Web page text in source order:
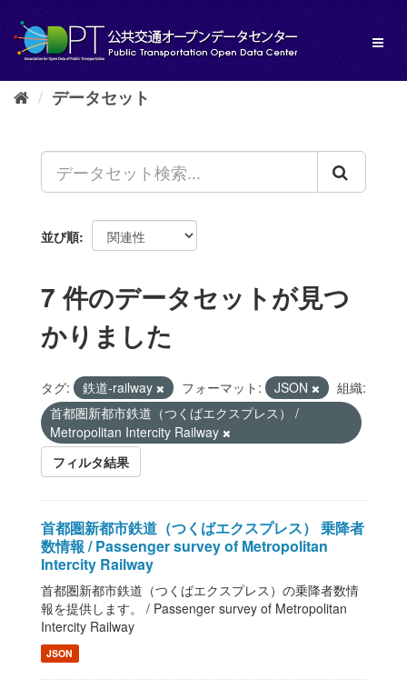
し
データセット
並び順
7 件のデータセットが見つ
かりました
タグ: 鉄道-railway フォーマット: JSON
組織:
首都圏新都市鉄道（つくばエクスプレス） /
Metropolitan Intercity Railway
フィルタ結果
首都圏新都市鉄道（つくばエクスプレス） 乗降者
数情報 / Passenger survey of Metropolitan
Intercity Railway
首都圏新都市鉄道（つくばエクスプレス）の乗降者数情
報を提供します。 / Passenger survey of Metropolitan
Intercity Railway
JSON